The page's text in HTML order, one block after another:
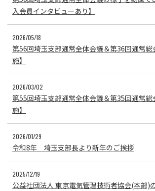
入会員インタビューあり】
2026/05/18
第56回埼玉支部通常全体会議＆第36回通常
施】
2026/03/02
第55回埼玉支部通常全体会議＆第35回通常
施】
2026/01/29
令和8年 埼玉支部長より新年のご挨拶
2025/12/19
公益社団法人 東京電気管理技術者協会(本部)